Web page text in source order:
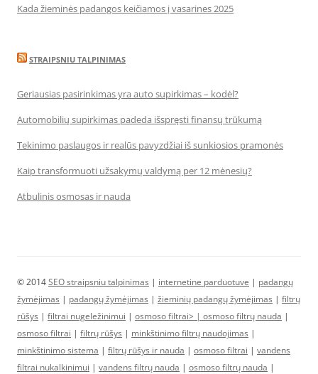
Kada žieminės padangos keičiamos į vasarines 2025
STRAIPSNIU TALPINIMAS
Geriausias pasirinkimas yra auto supirkimas – kodėl?
Automobilių supirkimas padeda išspręsti finansų trūkumą
Tekinimo paslaugos ir realūs pavyzdžiai iš sunkiosios pramonės
Kaip transformuoti užsakymų valdymą per 12 mėnesių?
Atbulinis osmosas ir nauda
© 2014SEO straipsniu talpinimas | internetine parduotuve | padangų
žymėjimas | padangų žymėjimas | žieminių padangų žymėjimas | filtrų
rūšys | filtrai nugeležinimui | osmoso filtrai> | osmoso filtrų nauda |
osmoso filtrai | filtrų rūšys | minkštinimo filtrų naudojimas |
minkštinimo sistema | filtrų rūšys ir nauda | osmoso filtrai | vandens
filtrai nukalkinimui | vandens filtrų nauda | osmoso filtrų nauda |